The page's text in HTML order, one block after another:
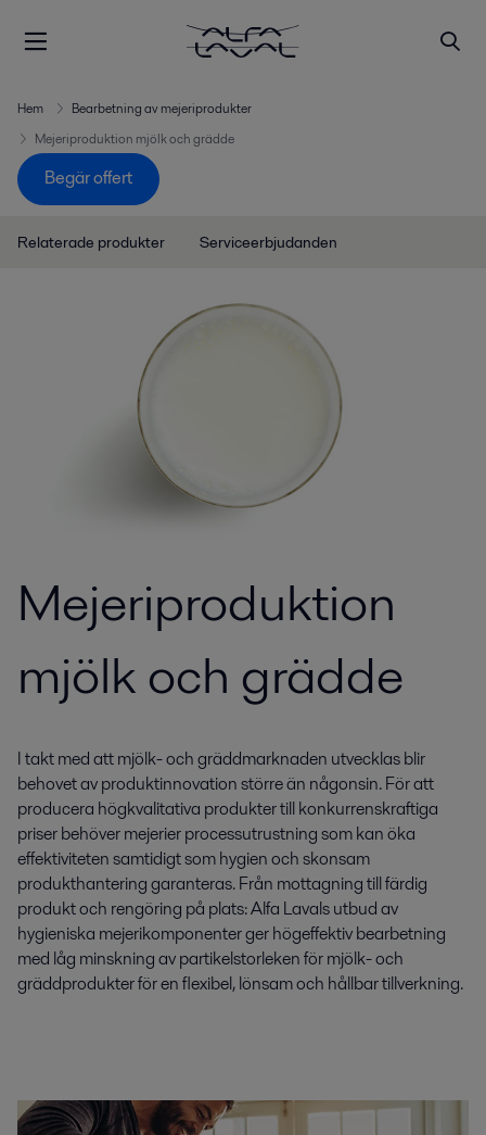
Hem
Bearbetning av mejeriprodukter
Mejeriproduktion mjölk och grädde
Begär offert
Relaterade produkter Serviceerbjudanden
Mejeriproduktion
mjölk och grädde
I takt med att mjölk- och gräddmarknaden utvecklas blir
behovet av produktinnovation större än någonsin. För att
producera högkvalitativa produkter till konkurrenskraftiga
priser behöver mejerier processutrustning som kan öka
effektiviteten samtidigt som hygien och skonsam
produkthantering garanteras. Från mottagning till färdig
produkt och rengöring på plats: Alfa Lavals utbud av
hygieniska mejerikomponenter ger högeffektiv bearbetning
med låg minskning av partikelstorleken för mjölk- och
gräddprodukter för en flexibel, lönsam och hållbar tillverkning.